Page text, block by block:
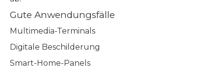
Gute Anwendungsfälle
Multimedia-Terminals
Digitale Beschilderung
Smart-Home-Panels